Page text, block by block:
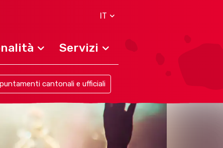
IT
Servizi
cantonali e ufficiali